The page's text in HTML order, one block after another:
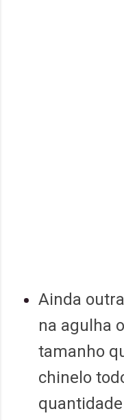
Ainda
na agulha
tamanho
chinelo